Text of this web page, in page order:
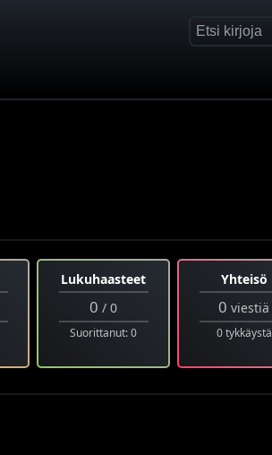
Lukuhaasteet
0 / 0
Suorittanut: 0
Yhteisö
0 viestiä
0 tykkäystä